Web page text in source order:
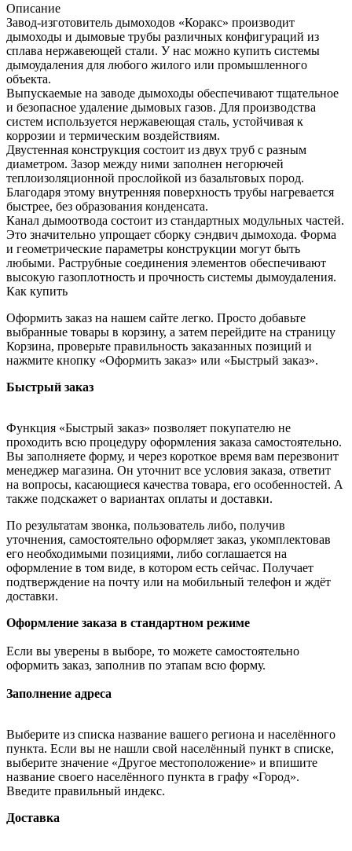
Описание
Завод-изготовитель дымоходов «Коракс» производит
дымоходы и дымовые трубы различных конфигураций из
сплава нержавеющей стали. У нас можно купить системы
дымоудаления для любого жилого или промышленного
объекта.
Выпускаемые на заводе дымоходы обеспечивают тщательное
и безопасное удаление дымовых газов. Для производства
систем используется нержавеющая сталь, устойчивая к
коррозии и термическим воздействиям.
Двустенная конструкция состоит из двух труб с разным
диаметром. Зазор между ними заполнен негорючей
теплоизоляционной прослойкой из базальтовых пород.
Благодаря этому внутренняя поверхность трубы нагревается
быстрее, без образования конденсата.
Канал дымоотвода состоит из стандартных модульных частей.
Это значительно упрощает сборку сэндвич дымохода. Форма
и геометрические параметры конструкции могут быть
любыми. Раструбные соединения элементов обеспечивают
высокую газоплотность и прочность системы дымоудаления.
Как купить
Оформить заказ на нашем сайте легко. Просто добавьте
выбранные товары в корзину, а затем перейдите на страницу
Корзина, проверьте правильность заказанных позиций и
нажмите кнопку «Оформить заказ» или «Быстрый заказ».
Быстрый заказ
Функция «Быстрый заказ» позволяет покупателю не
проходить всю процедуру оформления заказа самостоятельно.
Вы заполняете форму, и через короткое время вам перезвонит
менеджер магазина. Он уточнит все условия заказа, ответит
на вопросы, касающиеся качества товара, его особенностей. А
также подскажет о вариантах оплаты и доставки.
По результатам звонка, пользователь либо, получив
уточнения, самостоятельно оформляет заказ, укомплектовав
его необходимыми позициями, либо соглашается на
оформление в том виде, в котором есть сейчас. Получает
подтверждение на почту или на мобильный телефон и ждёт
доставки.
Оформление заказа в стандартном режиме
Если вы уверены в выборе, то можете самостоятельно
оформить заказ, заполнив по этапам всю форму.
Заполнение адреса
Выберите из списка название вашего региона и населённого
пункта. Если вы не нашли свой населённый пункт в списке,
выберите значение «Другое местоположение» и впишите
название своего населённого пункта в графу «Город».
Введите правильный индекс.
Доставка